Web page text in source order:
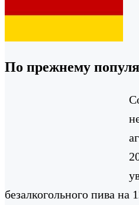
По прежнему
безалкогольного пива на